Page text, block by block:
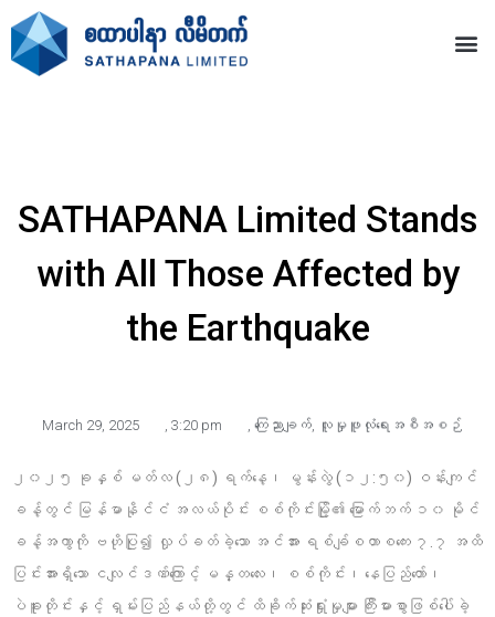
SATHAPANA Limited Stands
with All Those Affected by
the Earthquake
March 29, 2025 3:20 pm ကြေညာချက် လူမှုဖူလုံရေးအစီအစဉ်
၂၀၂၅ ခုနှစ် မတ်လ (၂၈) ရက်နေ့၊ မွန်းလွဲ (၁၂:၅၀) ဝန်းကျင်
ခန့်တွင် မြန်မာနိုင်ငံ အလယ်ပိုင်း စစ်ကိုင်းမြို့၏ မြောက်ဘက် ၁၀ မိုင်
ခန့်အကွာကို ဗဟိုပြု၍ လှုပ်ခတ်ခဲ့သော အင်အား ရစ်ချ်စတာစကေး ၇.၇ အထိ
ပြင်းအားရှိသော ငလျင်ဒဏ်ကြောင့် မန္တလေး၊ စစ်ကိုင်း၊ နေပြည်တော်၊
ပဲခူးတိုင်းနှင့် ရှမ်းပြည်နယ်တို့တွင် ထိခိုက်ဆုံးရှုံးမှုများ ကြီးမားစွာဖြစ်ပေါ်ခဲ့